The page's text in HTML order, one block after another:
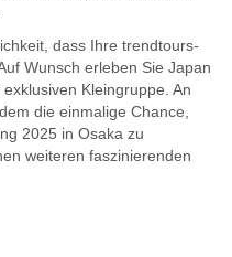
dass Ihre trendtours-
Wunsch erleben Sie Japan
Kleingruppe. An
die einmalige Chance,
2025 in Osaka zu
weiteren faszinierenden